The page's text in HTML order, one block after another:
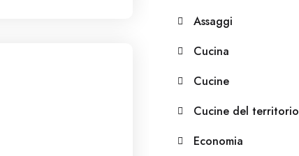
Assaggi
Cucina
Cucine
Cucine del territorio
Economia